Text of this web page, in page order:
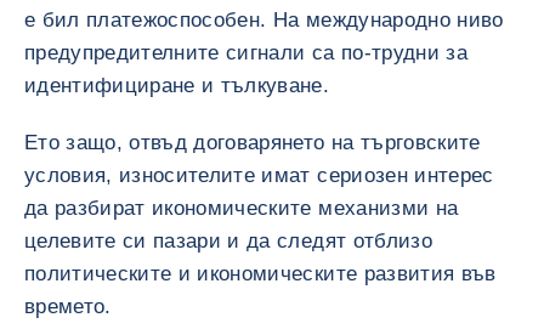
е бил платежоспособен. На международно ниво
предупредителните сигнали са по-трудни за
идентифициране и тълкуване.
Ето защо, отвъд договарянето на търговските
условия, износителите имат сериозен интерес
да разбират икономическите механизми на
целевите си пазари и да следят отблизо
политическите и икономическите развития във
времето.